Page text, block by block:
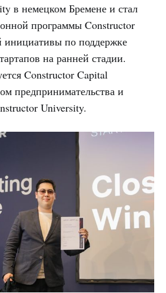
в немецком Бремене и стал
программы Constructor
инициативы по поддержке
на ранней стадии.
Constructor Capital
предпринимательства и
University.